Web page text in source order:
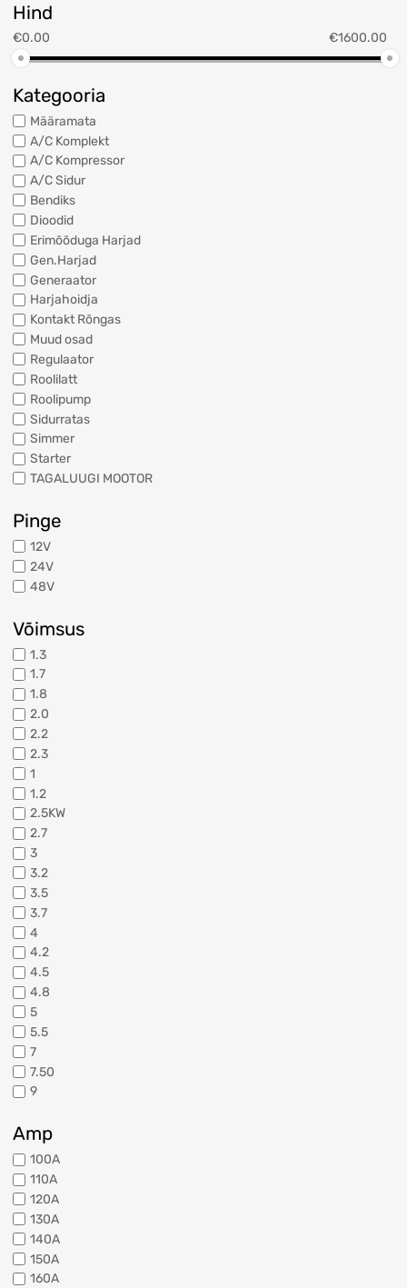
Hind
€0.00 €1600.00
Kategooria
Määramata
A/C Komplekt
A/C Kompressor
A/C Sidur
Bendiks
Dioodid
Erimõõduga Harjad
Gen.Harjad
Generaator
Harjahoidja
Kontakt Rõngas
Muud osad
Regulaator
Roolilatt
Roolipump
Sidurratas
Simmer
Starter
TAGALUUGI MOOTOR
Pinge
12V
24V
48V
Võimsus
1.3
1.7
1.8
2.0
2.2
2.3
1
1.2
2.5KW
2.7
3
3.2
3.5
3.7
4
4.2
4.5
4.8
5
5.5
7
7.50
9
Amp
100A
110A
120A
130A
140A
150A
160A